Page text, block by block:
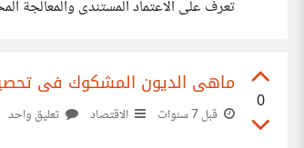
تعرف على الاعتماد المستندى والمعالجة
0
ماهى الديون المشكوك فى
قبل 7 سنوات الاقتصاد تعليق واحد